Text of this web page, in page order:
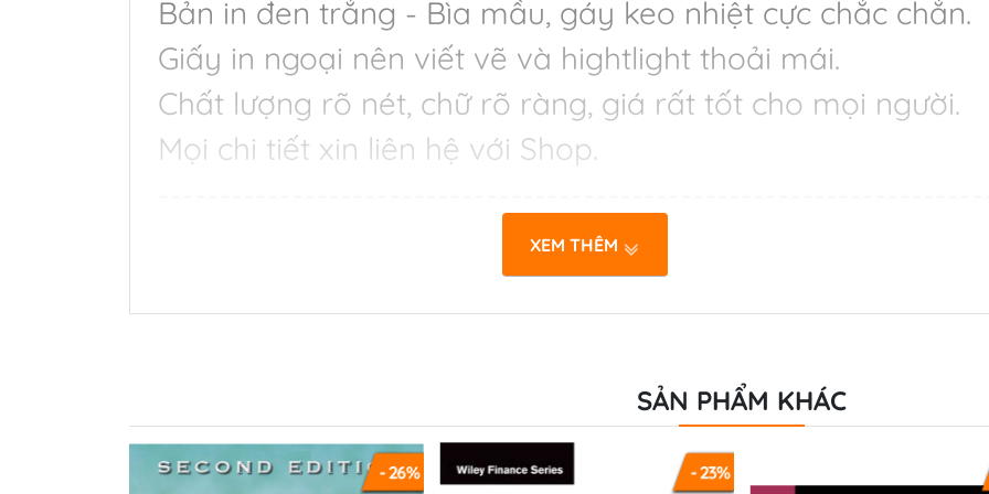
Bản in đen trắng - Bìa mầu, gáy keo nhiệt cực chắc chắn.
Giấy in ngoại nên viết vẽ và hightlight thoải mái.
Chất lượng rõ nét, chữ rõ ràng, giá rất tốt cho mọi người.
Mọi chi tiết xin liên hệ với Shop.
The Startup Community Way: Evolving an Entrepreneurial
Ecosystem
Publisher ‏ : ‎ Wiley; 1st edition (July 28, 2020)
Language ‏ : ‎ English
XEM THÊM
SẢN PHẨM KHÁC
- 26% - 23%